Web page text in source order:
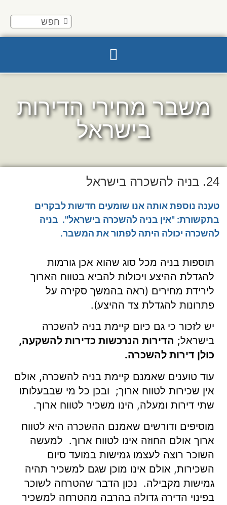
משבר מחירי הדירות
בישראל
24. בניה להשכרה בישראל
טענה נוספת אותה אנו שומעים חדשות לבקרים
בתקשורת: "אין בניה להשכרה בישראל". בניה
להשכרה יכולה היתה לפתור את המשבר.
תוספות בניה מכל סוג שהוא אכן גורמות
להגדלת ההיצע ויכולות להביא בטווח הארוך
לירידת מחירים (ראה בהמשך סקירה על
פתרונות להגדלת צד ההיצע).
יש לזכור כי גם כיום קיימת בניה להשכרה
בישראל; הדירות הנרכשות כדירות להשקעה,
כולן דירות להשכרה.
עוד טוענים שאמנם קיימת בניה להשכרה, אולם
אין שכירות לטווח ארוך; ובכן כל מי שבבעלותו
שתי דירות ומעלה, הינו משכיר לטווח ארוך.
מוסיפים ודורשים שאמנם ההשכרה היא לטווח
ארוך אולם החוזה אינו לטווח ארוך. למעשה
השוכר רוצה לעצמו גמישות במועד סיום
השכירות, אולם אינו מוכן שגם למשכיר תהיה
גמישות מקבילה. נכון הדבר שהטרחה לשוכר
בפינוי הדירה גדולה בהרבה מהטרחה למשכיר